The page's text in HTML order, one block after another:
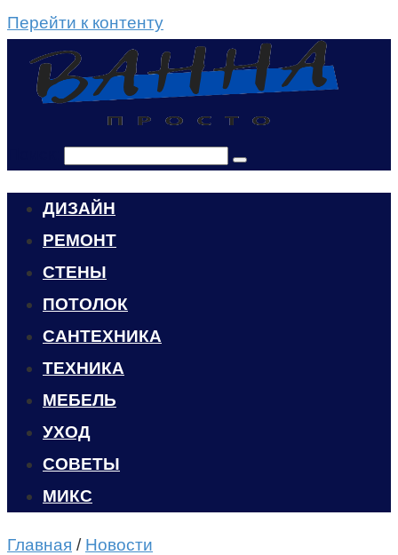
Перейти к контенту
ДИЗАЙН
РЕМОНТ
СТЕНЫ
ПОТОЛОК
САНТЕХНИКА
ТЕХНИКА
МЕБЕЛЬ
УХОД
CОВЕТЫ
МИКС
Главная / Новости